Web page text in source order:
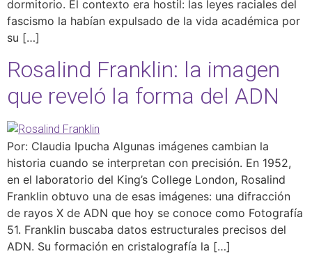
dormitorio. El contexto era hostil: las leyes raciales del
fascismo la habían expulsado de la vida académica por
su […]
Rosalind Franklin: la imagen
que reveló la forma del ADN
Por: Claudia Ipucha Algunas imágenes cambian la
historia cuando se interpretan con precisión. En 1952,
en el laboratorio del King’s College London, Rosalind
Franklin obtuvo una de esas imágenes: una difracción
de rayos X de ADN que hoy se conoce como Fotografía
51. Franklin buscaba datos estructurales precisos del
ADN. Su formación en cristalografía la […]